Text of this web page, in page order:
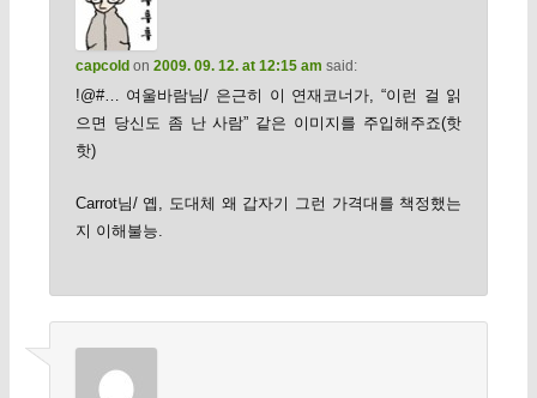
capcoldon 2009. 09. 12. at 12:15 am said:
!@#… 여울바람님/ 은근히 이 연재코너가, “이런 걸 읽
으면 당신도 좀 난 사람” 같은 이미지를 주입해주죠(핫
핫)
Carrot님/ 옙, 도대체 왜 갑자기 그런 가격대를 책정했는
지 이해불능.